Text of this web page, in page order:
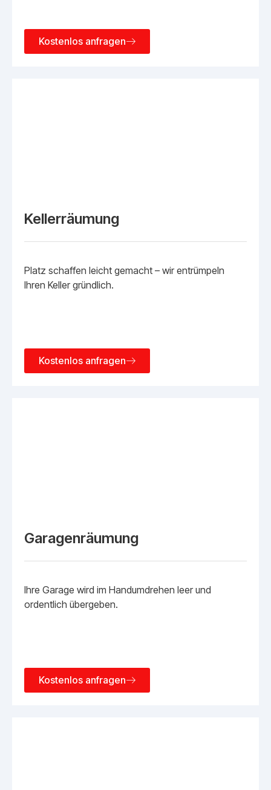
Kostenlos anfragen
Kellerräumung
Platz schaffen leicht gemacht – wir entrümpeln
Ihren Keller gründlich.
Kostenlos anfragen
Garagenräumung
Ihre Garage wird im Handumdrehen leer und
ordentlich übergeben.
Kostenlos anfragen